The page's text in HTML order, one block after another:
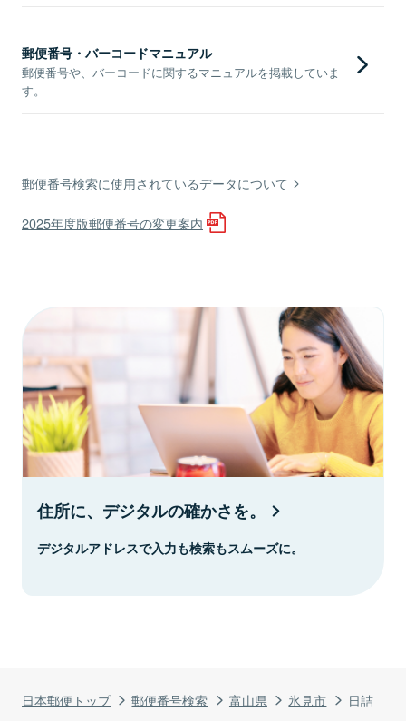
日本郵便トップ 郵便番号検索 富山県 氷見市 日詰
郵便番号・バーコードマニュアル
郵便番号や、バーコードに関するマニュアルを掲載していま
す。
郵便番号検索に使用されているデータについて
2025年度版郵便番号の変更案内
住所に、デジタルの確かさを。
デジタルアドレスで入力も検索もスムーズに。